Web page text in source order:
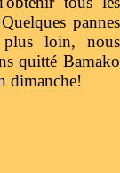
pannes
plus loin, nous
quitté Bamako
dimanche!